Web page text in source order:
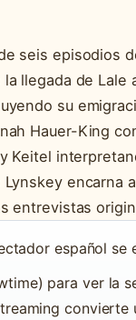
seis episodios
llegada de Lale
su
Hauer-King
Keitel
encarna
entrevistas
español se
para ver la
convierte